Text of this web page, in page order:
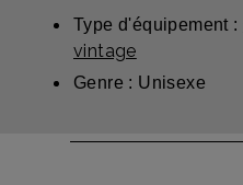
Type d'équipement :
vintage
Genre : Unisexe